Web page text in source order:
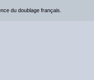
du doublage français.